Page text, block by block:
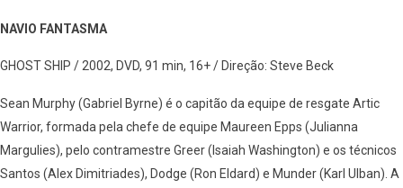
NAVIO FANTASMA
GHOST SHIP / 2002, DVD, 91 min, 16+ / Direção: Steve Beck
Sean Murphy (Gabriel Byrne) é o capitão da equipe de resgate Artic
Warrior, formada pela chefe de equipe Maureen Epps (Julianna
Margulies), pelo contramestre Greer (Isaiah Washington) e os técnicos
Santos (Alex Dimitriades), Dodge (Ron Eldard) e Munder (Karl Ulban). A